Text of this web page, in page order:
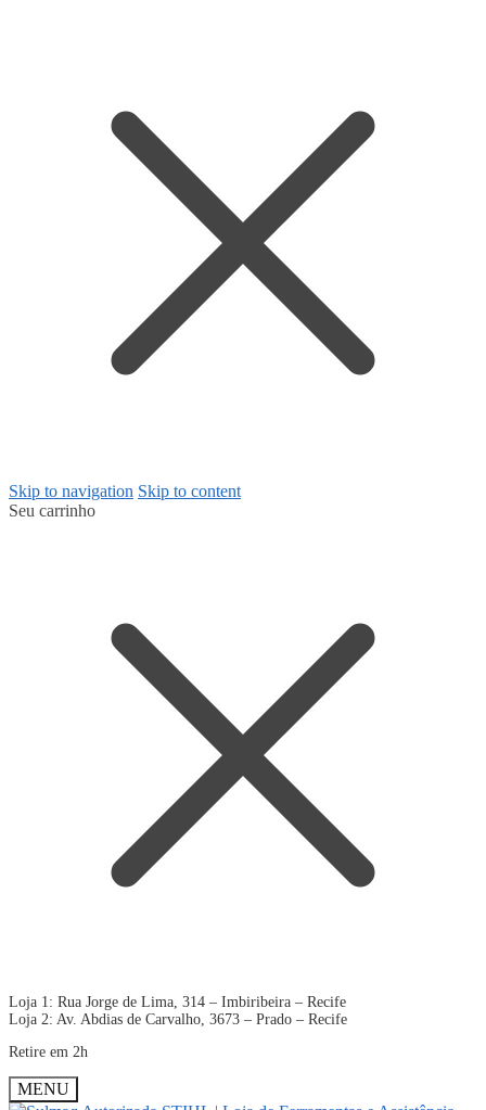
Skip to navigation Skip to content
Seu carrinho
Loja 1: Rua Jorge de Lima, 314 – Imbiribeira – Recife
Loja 2: Av. Abdias de Carvalho, 3673 – Prado – Recife
Retire em 2h
MENU